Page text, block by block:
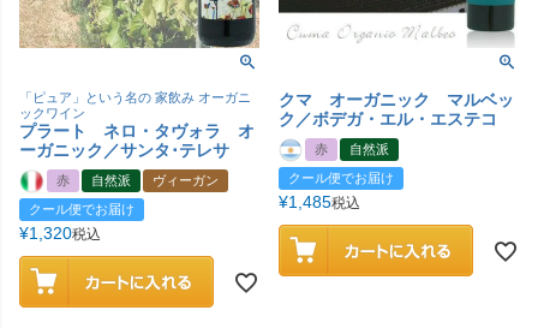
「ピュア」という名の 家飲み オーガニ
ックワイン
プラート ネロ・タヴォラ オ
ーガニック／サンタ･テレサ
赤 自然派
ヴィーガン
クール便でお届け
¥1,320税込
クマ オーガニック マルベッ
ク／ボデガ・エル・エステコ
赤
自然派
クール便でお届け
¥1,485税込